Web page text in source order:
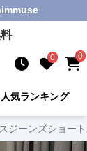
0 0
人気ランキング
ジーンズショー